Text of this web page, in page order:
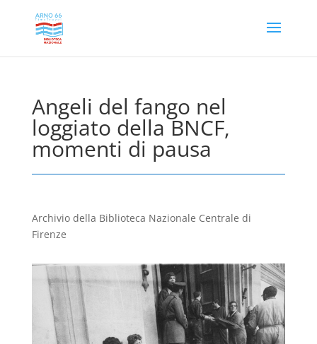
Angeli del fango nel
loggiato della BNCF,
momenti di pausa
Archivio della Biblioteca Nazionale Centrale di
Firenze